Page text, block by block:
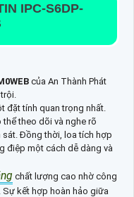
IPC-S6DP-
của An Thành Phát
đặt tính quan trọng nhất.
theo dõi và nghe rõ
sát. Đồng thời, loa tích hợp
điệp một cách dễ dàng và
chất lượng cao nhờ công
kết hợp hoàn hảo giữa